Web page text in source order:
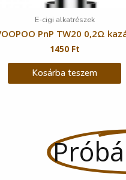
E-cigi alkatrészek
PnP TW20 0,2Ω
1450 Ft
Kosárba teszem